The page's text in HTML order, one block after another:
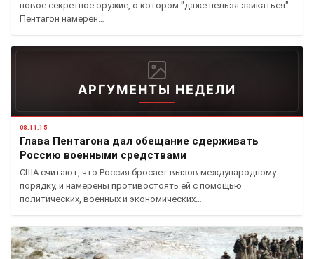
новое секретное оружие, о котором "даже нельзя заикаться".
Пентагон намерен…
АРГУМЕНТЫ НЕДЕЛИ
08.11.15
Глава Пентагона дал обещание сдерживать
Россию военными средствами
США считают, что Россия бросает вызов международному
порядку, и намерены противостоять ей с помощью
политических, военных и экономических…